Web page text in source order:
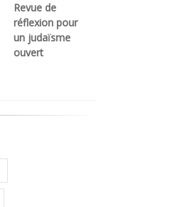
Revue de
réflexion pour
un judaïsme
ouvert